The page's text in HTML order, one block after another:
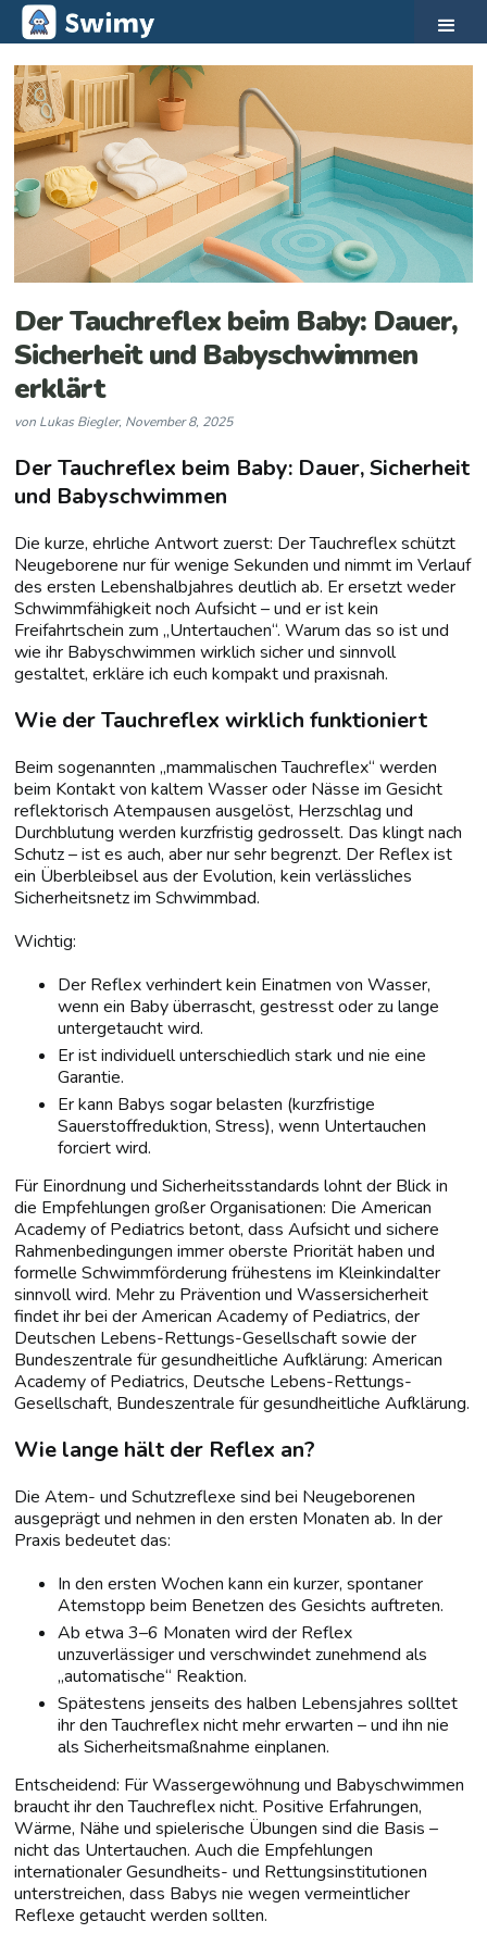
Der Tauchreflex beim Baby: Dauer,
Sicherheit und Babyschwimmen
erklärt
von Lukas Biegler, November 8, 2025
Der Tauchreflex beim Baby: Dauer, Sicherheit
und Babyschwimmen
Die kurze, ehrliche Antwort zuerst: Der Tauchreflex schützt
Neugeborene nur für wenige Sekunden und nimmt im Verlauf
des ersten Lebenshalbjahres deutlich ab. Er ersetzt weder
Schwimmfähigkeit noch Aufsicht – und er ist kein
Freifahrtschein zum „Untertauchen“. Warum das so ist und
wie ihr Babyschwimmen wirklich sicher und sinnvoll
gestaltet, erkläre ich euch kompakt und praxisnah.
Wie der Tauchreflex wirklich funktioniert
Beim sogenannten „mammalischen Tauchreflex“ werden
beim Kontakt von kaltem Wasser oder Nässe im Gesicht
reflektorisch Atempausen ausgelöst, Herzschlag und
Durchblutung werden kurzfristig gedrosselt. Das klingt nach
Schutz – ist es auch, aber nur sehr begrenzt. Der Reflex ist
ein Überbleibsel aus der Evolution, kein verlässliches
Sicherheitsnetz im Schwimmbad.
Wichtig:
Der Reflex verhindert kein Einatmen von Wasser,
wenn ein Baby überrascht, gestresst oder zu lange
untergetaucht wird.
Er ist individuell unterschiedlich stark und nie eine
Garantie.
Er kann Babys sogar belasten (kurzfristige
Sauerstoffreduktion, Stress), wenn Untertauchen
forciert wird.
Für Einordnung und Sicherheitsstandards lohnt der Blick in
die Empfehlungen großer Organisationen: Die American
Academy of Pediatrics betont, dass Aufsicht und sichere
Rahmenbedingungen immer oberste Priorität haben und
formelle Schwimmförderung frühestens im Kleinkindalter
sinnvoll wird. Mehr zu Prävention und Wasser­sicherheit
findet ihr bei der American Academy of Pediatrics, der
Deutschen Lebens-Rettungs-Gesellschaft sowie der
Bundeszentrale für gesundheitliche Aufklärung: American
Academy of Pediatrics, Deutsche Lebens-Rettungs-
Gesellschaft, Bundeszentrale für gesundheitliche Aufklärung.
Wie lange hält der Reflex an?
Die Atem- und Schutzreflexe sind bei Neugeborenen
ausgeprägt und nehmen in den ersten Monaten ab. In der
Praxis bedeutet das:
In den ersten Wochen kann ein kurzer, spontaner
Atemstopp beim Benetzen des Gesichts auftreten.
Ab etwa 3–6 Monaten wird der Reflex
unzuverlässiger und verschwindet zunehmend als
„automatische“ Reaktion.
Spätestens jenseits des halben Lebensjahres solltet
ihr den Tauchreflex nicht mehr erwarten – und ihn nie
als Sicherheitsmaßnahme einplanen.
Entscheidend: Für Wassergewöhnung und Babyschwimmen
braucht ihr den Tauchreflex nicht. Positive Erfahrungen,
Wärme, Nähe und spielerische Übungen sind die Basis –
nicht das Untertauchen. Auch die Empfehlungen
internationaler Gesundheits- und Rettungsinstitutionen
unterstreichen, dass Babys nie wegen vermeintlicher
Reflexe getaucht werden sollten.